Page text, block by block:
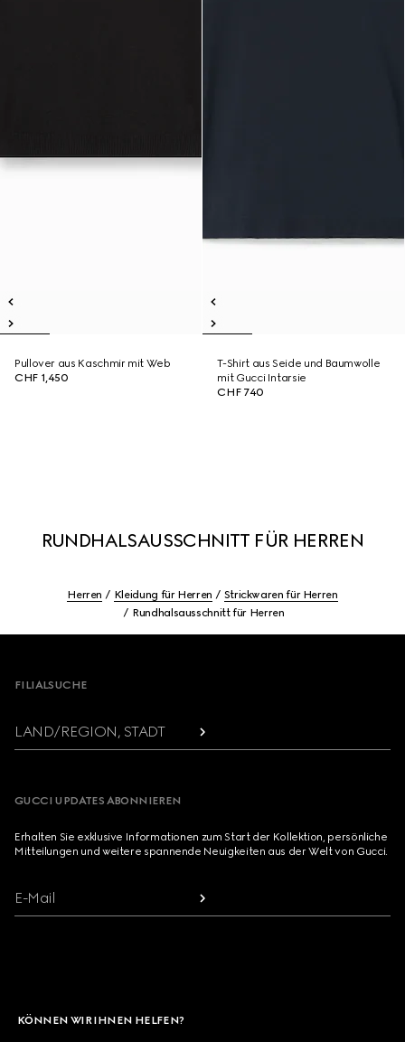
Pullover aus Kaschmir mit Web
CHF 1,450
T-Shirt aus Seide und Baumwolle
mit Gucci Intarsie
CHF 740
RUNDHALSAUSSCHNITT FÜR HERREN
Herren Kleidung für Herren
Strickwaren für Herren
Rundhalsausschnitt für Herren
FILIALSUCHE
LAND/REGION, STADT
GUCCI UPDATES ABONNIEREN
Erhalten Sie exklusive Informationen zum Start der Kollektion, persönliche
Mitteilungen und weitere spannende Neuigkeiten aus der Welt von Gucci.
E-Mail
KÖNNEN WIR IHNEN HELFEN?